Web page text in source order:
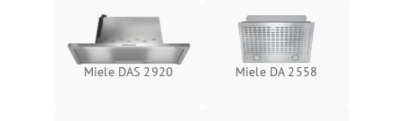
Miele DAS 2920 Miele DA 2558